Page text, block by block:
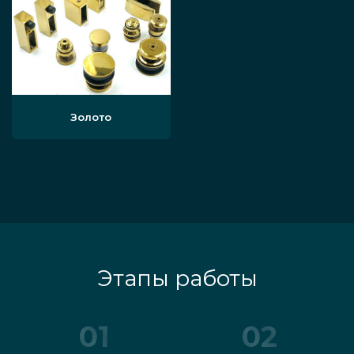
пленке The Original Dream Glass
(Испания)
Аналогично предыдущей
вариации, но с осветлённой
Clear Dream Glass
от 43000 р
Золото
Этапы работы
01 02